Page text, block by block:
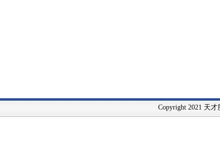
Copyright 2021 天